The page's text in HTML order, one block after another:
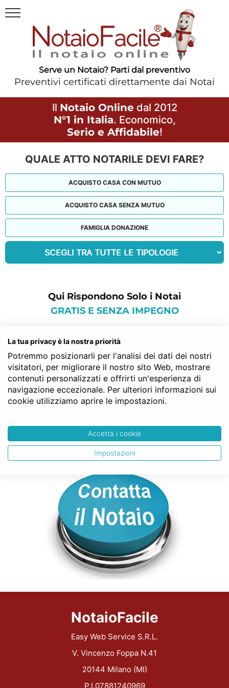
Serve un Notaio? Parti dal preventivo
Preventivi certificati direttamente dai Notai
Il Notaio Online dal 2012
N°1 in Italia. Economico,
Serio e Affidabile!
QUALE ATTO NOTARILE DEVI FARE?
ACQUISTO CASA CON MUTUO
ACQUISTO CASA SENZA MUTUO
FAMIGLIA DONAZIONE
Qui Rispondono Solo i Notai
GRATIS E SENZA IMPEGNO
commenti per: find italian
notary
Kevin J.
bought a vacation home in Italy. Your Notary
has been very serious and professional.
NotaioFacile
Easy Web Service S.R.L.
V. Vincenzo Foppa N.41
20144 Milano (MI)
P.I.07881240969
La tua privacy è la nostra priorità
Potremmo posizionarli per l'analisi dei dati dei nostri
visitatori, per migliorare il nostro sito Web, mostrare
contenuti personalizzati e offrirti un'esperienza di
navigazione eccezionale. Per ulteriori informazioni sui
cookie utilizziamo aprire le impostazioni.
Accetta i cookie
Impostazioni